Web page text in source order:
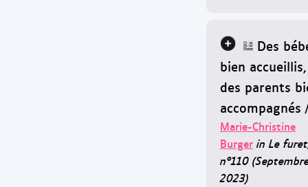
Des
bien accueillis,
des parents
accompagnés
Marie-Christine
Burger in Le
n°110
2023)